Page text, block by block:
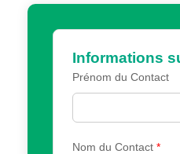
Informations
Prénom du Contact
Nom du Contact *